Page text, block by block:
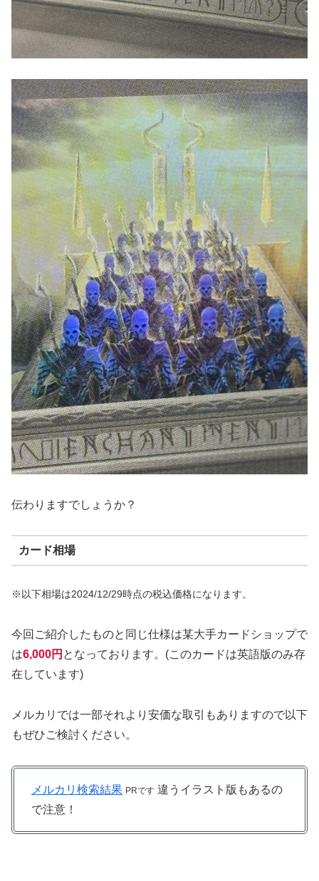
伝わりますでしょうか？
カード相場
※ 以下相場は2024/12/29時点の税込価格になります。
今回ご紹介したものと同じ仕様は某大手カードショップで
は6,000円 となっております。(このカードは英語版のみ存
在しています)
メルカリでは一部それより安価な取引もありますので以下
もぜひご検討ください。
メルカリ検索結果 PRです 違うイラスト版もあるの
で注意！